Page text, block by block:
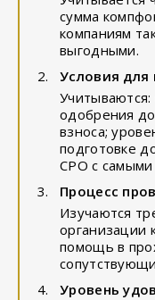
сумма
компаниям
выгодными.
Условия для
Учитываются:
одобрения
взноса;
подготовке
СРО с самыми
Процесс
Изучаются
организации
помощь в
Уровень